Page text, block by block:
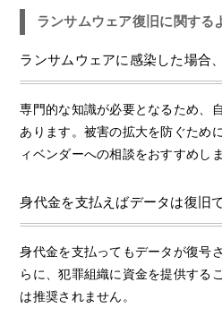
ランサムウェア復旧に関する
ランサムウェアに感染した場合
専門的な知識が必要となるため、
あります。被害の拡大を防ぐため
ィベンダーへの相談をおすすめしま
身代金を支払えばデータは復旧
身代金を支払ってもデータが復号
らに、犯罪組織に資金を提供する
は推奨されません。